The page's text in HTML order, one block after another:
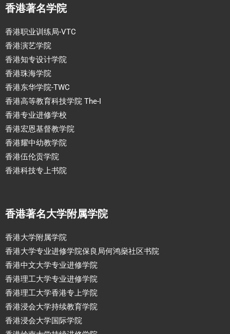
香港著名学院
香港职业训练局-VTC
香港演艺学院
香港知专设计学院
香港珠海学院
香港东华学院-TWC
香港高等教育科技学院 The-I
香港专业进修学校
香港宏恩基督教学院
香港耀中幼教学院
香港伍伦贡学院
香港科技专上书院
香港著名大学附属学院
香港大学附属学院
香港大学专业进修学院保良局何鸿燊社区书院
香港中文大学专业进修学院
香港理工大学专业进修学院
香港理工大学香港专上学院
香港浸会大学持续教育学院
香港浸会大学国际学院